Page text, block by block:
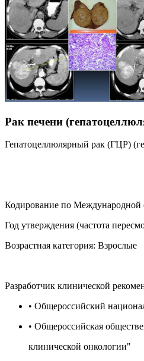
Рак печени
Гепатоцеллюлярный рак (ГЦР)
Кодирование по Международной
Год утверждения (частота
Возрастная категория: Взрослые
Разработчик клинической
• Общероссийский
• Общероссийская
клинической онкологии"